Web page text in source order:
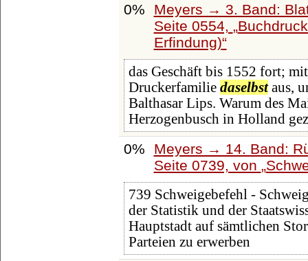
0%
Meyers → 3. Band:
Seite 0554,
Erfindung)
das Geschäft bis 1552 fort;
Druckerfamilie daselbstaus,
Balthasar Lips. Warum des
Herzogenbusch in Holland
0%
Meyers → 14. Band:
Seite 0739, von
739 Schweigebefehl -
der Statistik und der
Hauptstadt auf sämtlichen
Parteien zu erwerben